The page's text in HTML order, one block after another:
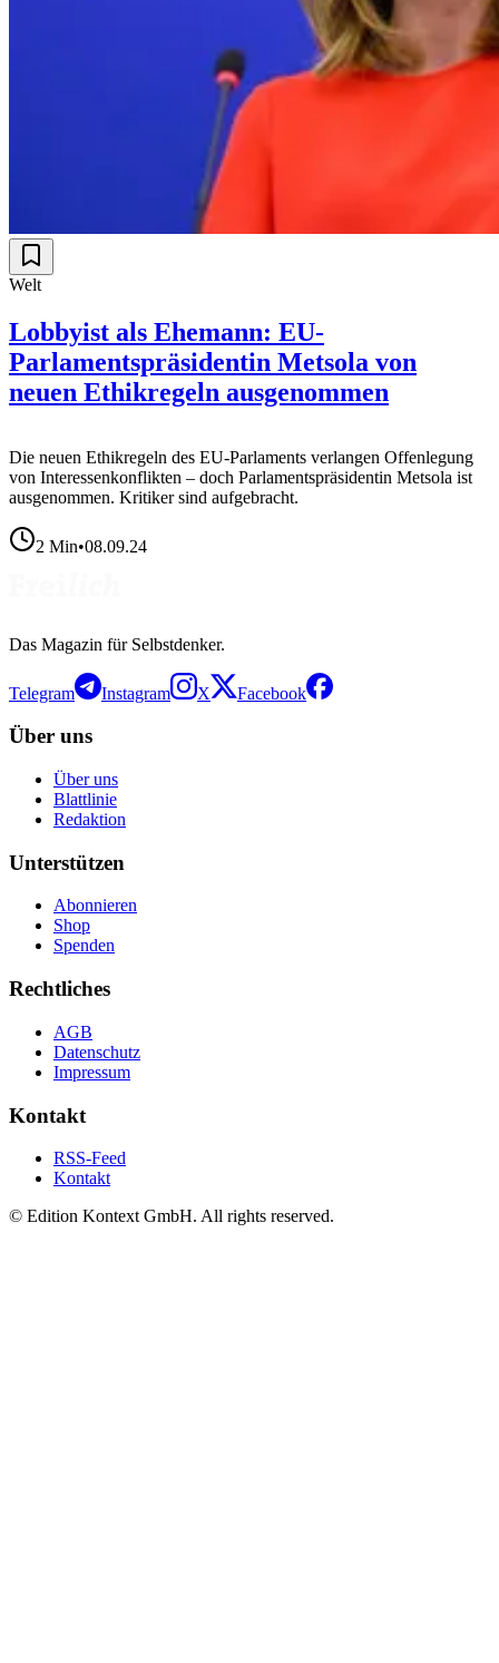
Welt
Lobbyist als Ehemann: EU-
Parlamentspräsidentin Metsola von
neuen Ethikregeln ausgenommen
Die neuen Ethikregeln des EU-Parlaments verlangen Offenlegung
von Interessenkonflikten – doch Parlamentspräsidentin Metsola ist
ausgenommen. Kritiker sind aufgebracht.
2 Min•08.09.24
Das Magazin für Selbstdenker.
Telegram Instagram X Facebook
Über uns
Über uns
Blattlinie
Redaktion
Unterstützen
Abonnieren
Shop
Spenden
Rechtliches
AGB
Datenschutz
Impressum
Kontakt
RSS-Feed
Kontakt
© Edition Kontext GmbH. All rights reserved.